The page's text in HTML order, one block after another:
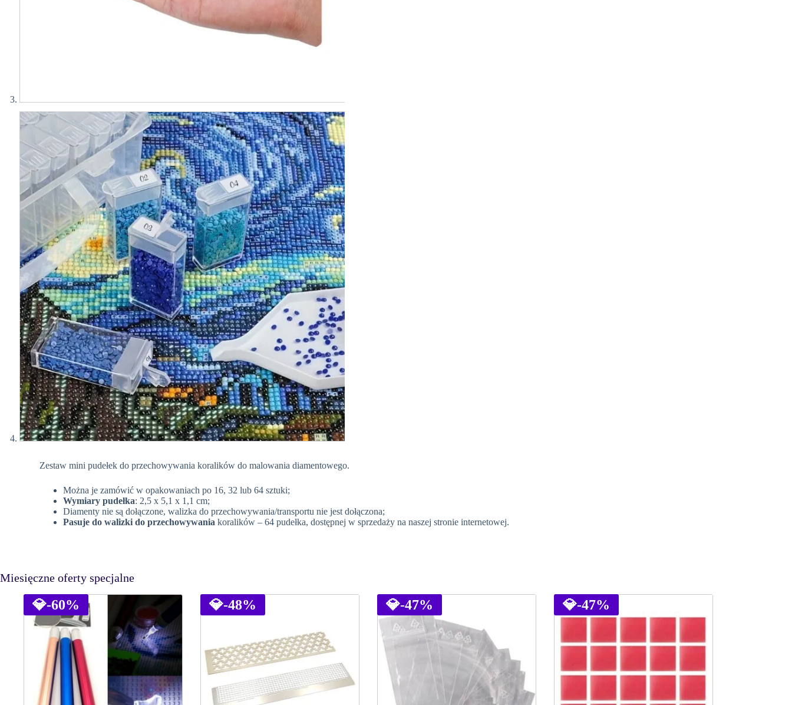
Zestaw mini pudełek do przechowywania koralików do malowania diamentowego.
Można je zamówić w opakowaniach po 16, 32 lub 64 sztuki;
Wymiary pudełka: 2,5 x 5,1 x 1,1 cm;
Diamenty nie są dołączone, walizka do przechowywania/transportu nie jest dołączona;
Pasuje do walizki do przechowywania koralików – 64 pudełka, dostępnej w sprzedaży na naszej stronie internetowej.
Miesięczne oferty specjalne
💎-60% 💎-48% 💎-47% 💎-47%